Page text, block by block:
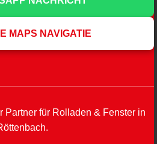
MAPS NAVIGATIE
Partner für Rolladen & Fenster in